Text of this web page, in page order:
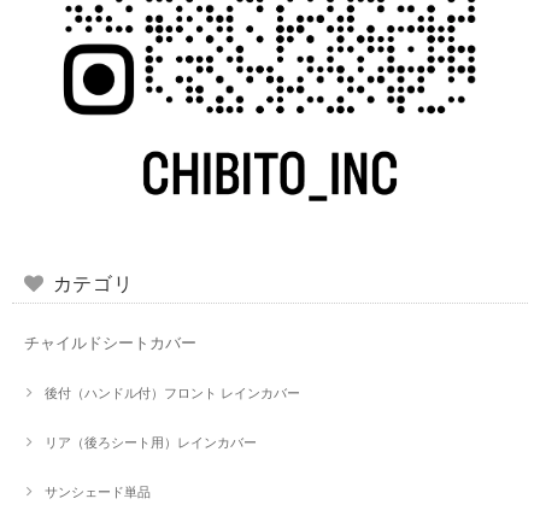
カテゴリ
チャイルドシートカバー
後付（ハンドル付）フロント レインカバー
リア（後ろシート用）レインカバー
サンシェード単品